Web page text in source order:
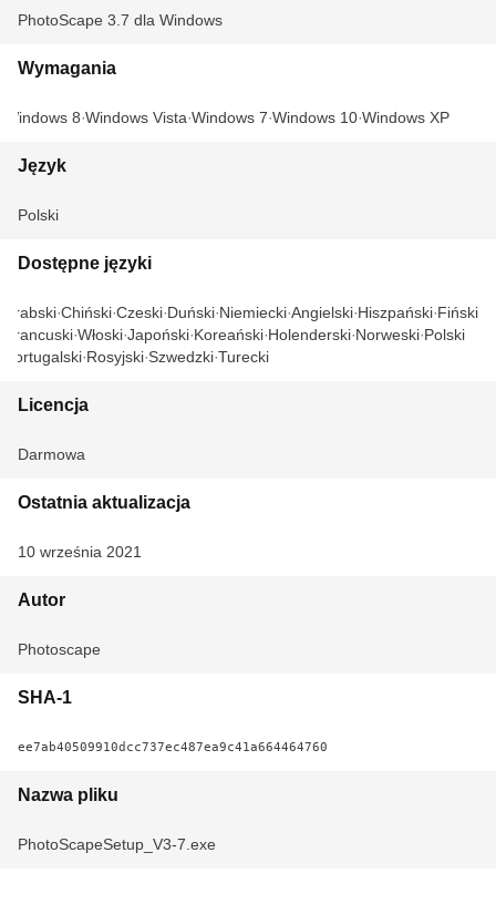
PhotoScape 3.7 dla Windows
Wymagania
Windows 8 Windows Vista Windows 7 Windows 10 Windows XP
Język
Polski
Dostępne języki
Arabski Chiński Czeski Duński Niemiecki Angielski Hiszpański Fiński
Francuski Włoski Japoński Koreański Holenderski Norweski Polski
Portugalski Rosyjski Szwedzki Turecki
Licencja
Darmowa
Ostatnia aktualizacja
10 września 2021
Autor
Photoscape
SHA-1
ee7ab40509910dcc737ec487ea9c41a664464760
Nazwa pliku
PhotoScapeSetup_V3-7.exe